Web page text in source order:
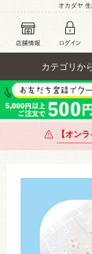
オカダヤ
カテゴリか
【オン